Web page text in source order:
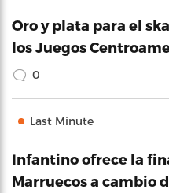
Oro y plata para el
los Juegos
0
Last Minute
Infantino ofrece la
Marruecos a cambio